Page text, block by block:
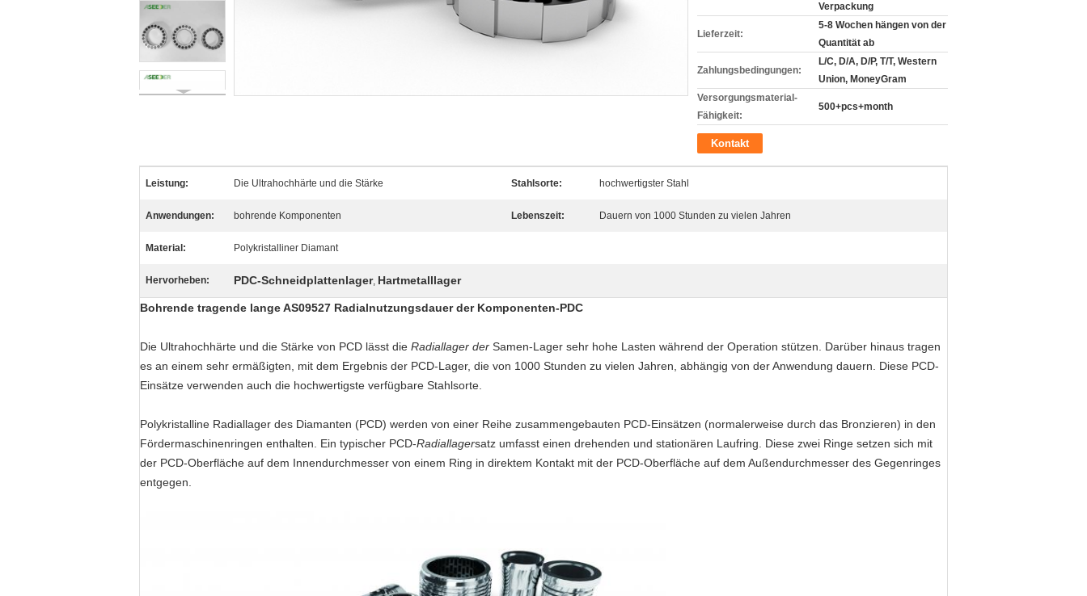
Verpackung
Lieferzeit:
5-8 Wochen hängen von der
Quantität ab
Zahlungsbedingungen:
L/C, D/A, D/P, T/T, Western
Union, MoneyGram
Versorgungsmaterial-
Fähigkeit:
500+pcs+month
Kontakt
Leistung: Die Ultrahochhärte und die Stärke Stahlsorte: hochwertigster Stahl
Anwendungen: bohrende Komponenten Lebenszeit: Dauern von 1000 Stunden zu vielen Jahren
Material: Polykristalliner Diamant
Hervorheben: PDC-Schneidplattenlager, Hartmetalllager
Bohrende tragende lange AS09527 Radialnutzungsdauer der Komponenten-PDC
Die Ultrahochhärte und die Stärke von PCD lässt die Radiallager der Samen-Lager sehr hohe Lasten während der Operation stützen. Darüber hinaus tragen
es an einem sehr ermäßigten, mit dem Ergebnis der PCD-Lager, die von 1000 Stunden zu vielen Jahren, abhängig von der Anwendung dauern. Diese PCD-
Einsätze verwenden auch die hochwertigste verfügbare Stahlsorte.
Polykristalline Radiallager des Diamanten (PCD) werden von einer Reihe zusammengebauten PCD-Einsätzen (normalerweise durch das Bronzieren) in den
Fördermaschinenringen enthalten. Ein typischer PCD-Radiallagersatz umfasst einen drehenden und stationären Laufring. Diese zwei Ringe setzen sich mit
der PCD-Oberfläche auf dem Innendurchmesser von einem Ring in direktem Kontakt mit der PCD-Oberfläche auf dem Außendurchmesser des Gegenringes
entgegen.